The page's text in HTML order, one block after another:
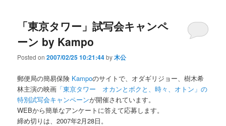
「東京タワー」試写会キャンペ
ーン by Kampo
Posted on2007/02/25 10:21:44by木公
郵便局の簡易保険 Kampoのサイトで、オダギリジョー、樹木希
林主演の映画 「東京タワー オカンとボクと、時々、オトン」の
特別試写会キャンペーンが開催されています。
WEBから簡単なアンケートに答えて応募します。
締め切りは、2007年2月28日。